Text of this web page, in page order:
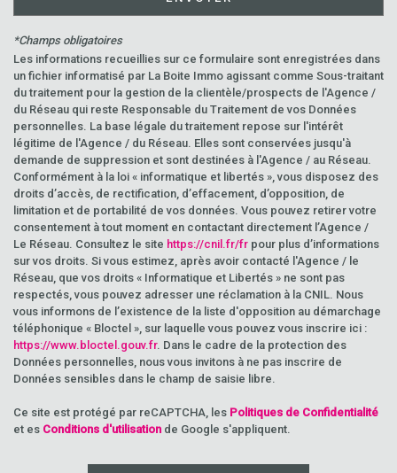
*Champs obligatoires
Les informations recueillies sur ce formulaire sont enregistrées dans
un fichier informatisé par La Boite Immo agissant comme Sous-traitant
du traitement pour la gestion de la clientèle/prospects de l'Agence /
du Réseau qui reste Responsable du Traitement de vos Données
personnelles. La base légale du traitement repose sur l'intérêt
légitime de l'Agence / du Réseau. Elles sont conservées jusqu'à
demande de suppression et sont destinées à l'Agence / au Réseau.
Conformément à la loi « informatique et libertés », vous disposez des
droits d’accès, de rectification, d’effacement, d’opposition, de
limitation et de portabilité de vos données. Vous pouvez retirer votre
consentement à tout moment en contactant directement l’Agence /
Le Réseau. Consultez le site https://cnil.fr/fr pour plus d’informations
sur vos droits. Si vous estimez, après avoir contacté l'Agence / le
Réseau, que vos droits « Informatique et Libertés » ne sont pas
respectés, vous pouvez adresser une réclamation à la CNIL. Nous
vous informons de l’existence de la liste d'opposition au démarchage
téléphonique « Bloctel », sur laquelle vous pouvez vous inscrire ici :
https://www.bloctel.gouv.fr. Dans le cadre de la protection des
Données personnelles, nous vous invitons à ne pas inscrire de
Données sensibles dans le champ de saisie libre.
Ce site est protégé par reCAPTCHA, les Politiques de Confidentialité
et es Conditions d'utilisation de Google s'appliquent.